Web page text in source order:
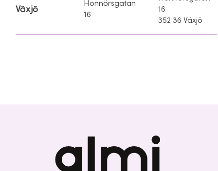
Växjö
Honnörsgatan
16
16
352 36 Växjö